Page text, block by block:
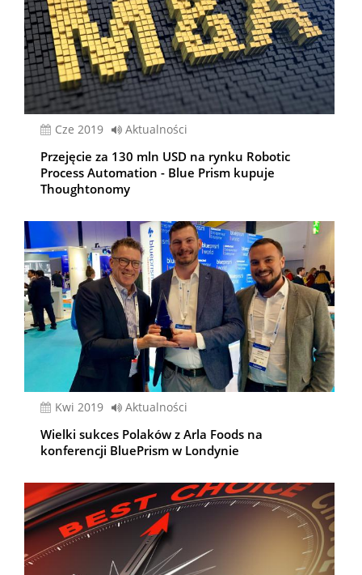
cze 2019 Aktualności
Przejęcie za 130 mln USD na rynku Robotic
Process Automation - Blue Prism kupuje
Thoughtonomy
kwi 2019 Aktualności
Wielki sukces Polaków z Arla Foods na
konferencji BluePrism w Londynie